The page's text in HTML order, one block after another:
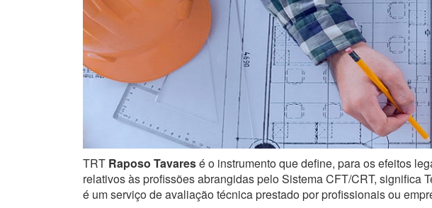
TRT Raposo Tavaresé o instrumento que define, para os efeitos
relativos às profissões abrangidas pelo Sistema CFT/CRT, significa
é um serviço de avaliação técnica prestado por profissionais ou